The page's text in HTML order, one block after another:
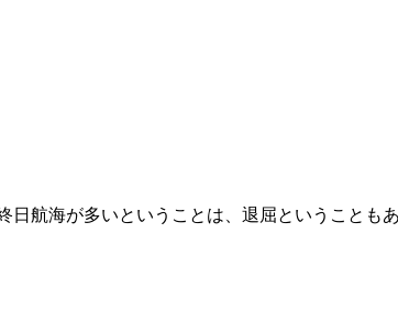
航海が多いということは、退屈ということ